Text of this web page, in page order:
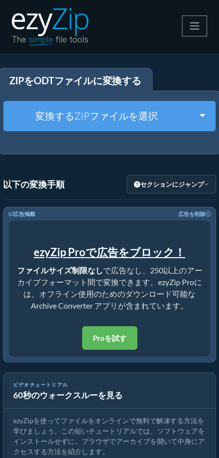
解凍する
その他のツール
ZIPをODTファイルに変換する
変換するZIPファイルを選択
以下の変換手順 セクションにジャンプ
広告掲載 広告を削除
ezyZip Proで広告をブロック！
ファイルサイズ制限なしで広告なし、250以上のアー
カイブフォーマット間で変換できます。ezyZip Proに
は、オフライン使用のためのダウンロード可能な
Archive Converter アプリが含まれています。
Proを試す
ビデオチュートリアル
60秒のウォークスルーを見る
ezyZipでファイルをオンラインで解凍する方法（無料・インスト
ール不要）
ezyZipを使ってファイルをオンラインで無料で解凍する方法を
学びましょう。この短いチュートリアルでは、ソフトウェアを
インストールせずに、ブラウザでアーカイブを開いて中身にア
クセスする方法を紹介します。